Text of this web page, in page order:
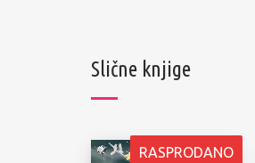
Slične knjige
RASPRODANO